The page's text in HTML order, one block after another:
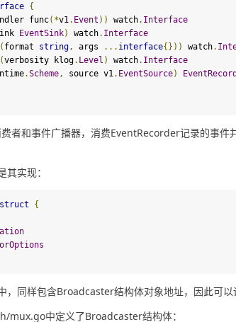
{
func(*v1 . Event )) watch. Interface
EventSink) watch. Interface
format string, args ... interface{})) watch.
verbosity klog. Level ) watch. Interface
.Scheme, source v1 . EventSource)
者和事件广播器，消费EventRecorder记录的事件
实现：
struct
{
同样包含Broadcaster结构体对象地址，因此可
中定义了Broadcaster结构体：